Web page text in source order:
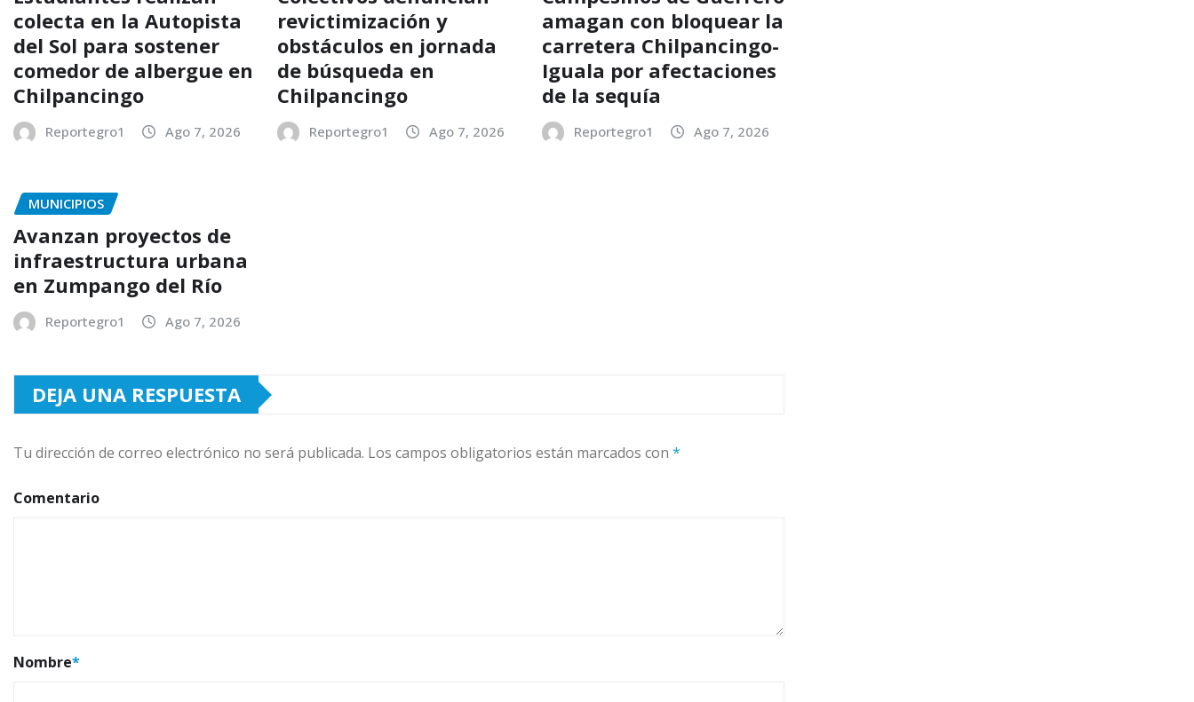
colecta en la Autopista
del Sol para sostener
comedor de albergue en
Chilpancingo
Reportegro1 Ago 7, 2026
revictimización y
obstáculos en jornada
de búsqueda en
Chilpancingo
Reportegro1 Ago 7, 2026
amagan con bloquear la
carretera Chilpancingo-
Iguala por afectaciones
de la sequía
Reportegro1 Ago 7, 2026
MUNICIPIOS
Avanzan proyectos de
infraestructura urbana
en Zumpango del Río
Reportegro1 Ago 7, 2026
DEJA UNA RESPUESTA
Tu dirección de correo electrónico no será publicada. Los campos obligatorios están marcados con *
Comentario
Nombre*